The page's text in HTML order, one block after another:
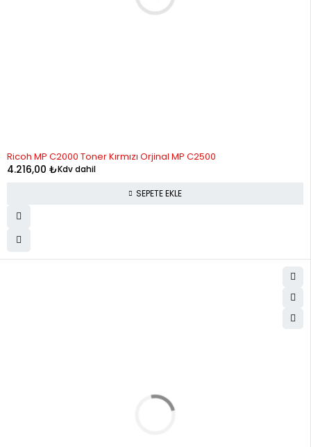
Ricoh MP C2000 Toner Kırmızı Orjinal MP C2500
4.216,00 ₺Kdv dahil
SEPETE EKLE